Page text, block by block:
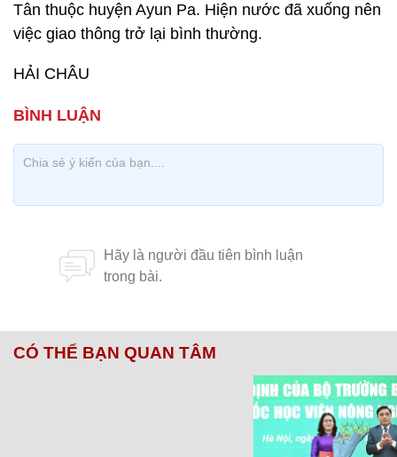
Tân thuộc huyện Ayun Pa. Hiện nước đã xuống nên
việc giao thông trở lại bình thường.
HẢI CHÂU
CÓ THỂ BẠN QUAN TÂM